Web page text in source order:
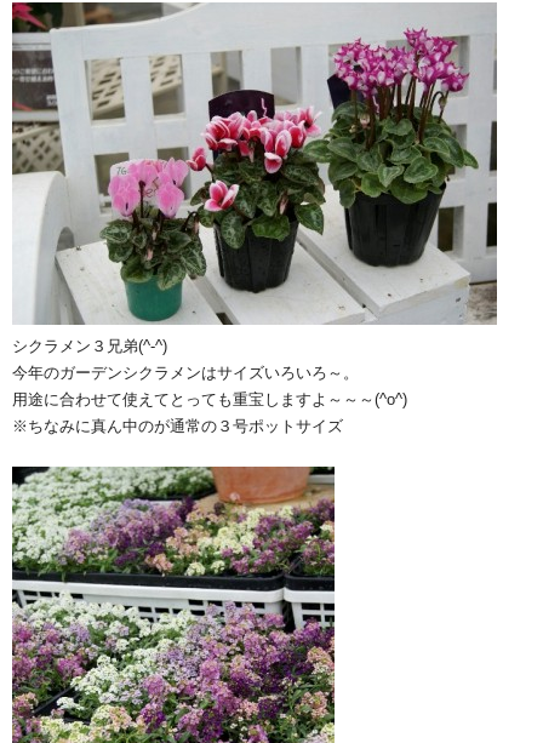
シクラメン３兄弟(^-^)
今年のガーデンシクラメンはサイズいろいろ～。
用途に合わせて使えてとっても重宝しますよ～～～(^o^)
※ちなみに真ん中のが通常の３号ポットサイズ